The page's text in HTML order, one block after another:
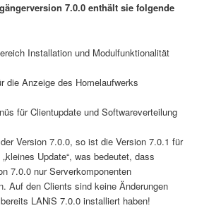
7.0.0 enthält sie folgende
Installation und Modulfunktionalität
die Anzeige des Homelaufwerks
für Clientupdate und Softwareverteilung
Version 7.0.0, so ist die Version 7.0.1 für
Update“, was bedeutet, dass
7.0.0 nur Serverkomponenten
Auf den Clients sind keine Änderungen
LANiS 7.0.0 installiert haben!